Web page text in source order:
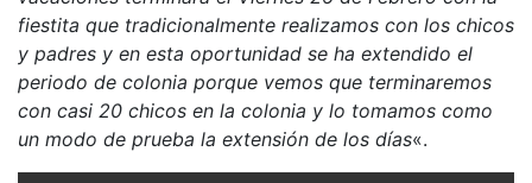
fiestita que tradicionalmente realizamos con los chicos
y padres y en esta oportunidad se ha extendido el
periodo de colonia porque vemos que terminaremos
con casi 20 chicos en la colonia y lo tomamos como
un modo de prueba la extensión de los días«.